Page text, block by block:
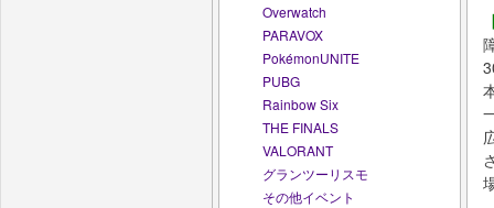
Overwatch
PARAVOX
PokémonUNITE
PUBG
Rainbow Six
THE FINALS
VALORANT
グランツーリスモ
その他イベント